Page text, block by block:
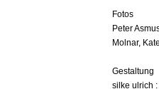
Fotos
Peter
Molnar,
Gestaltung
silke ulrich